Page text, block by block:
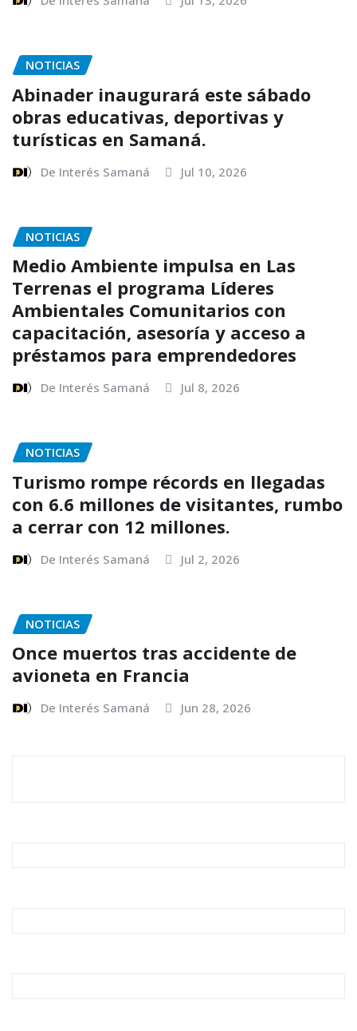
NOTICIAS
Abinader inaugurará este sábado
obras educativas, deportivas y
turísticas en Samaná.
De Interés Samaná Jul 10, 2026
NOTICIAS
Medio Ambiente impulsa en Las
Terrenas el programa Líderes
Ambientales Comunitarios con
capacitación, asesoría y acceso a
préstamos para emprendedores
De Interés Samaná Jul 8, 2026
NOTICIAS
Turismo rompe récords en llegadas
con 6.6 millones de visitantes, rumbo
a cerrar con 12 millones.
De Interés Samaná Jul 2, 2026
NOTICIAS
Once muertos tras accidente de
avioneta en Francia
De Interés Samaná Jun 28, 2026